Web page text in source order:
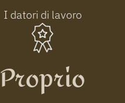
I datori di lavoro
Proprio